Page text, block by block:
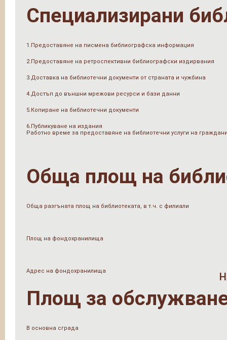
Специализирани
1.Предоставяне на писмена библиографска информация
2.Предоставяне на ретроспективни библиографски издирвания
3.Доставка на библиотечни документи от страната и чужбина
4.Достъп до външни мрежови ресурси и бази данни
5.Копиране на библиотечни документи
6.Публикуване на издания
Работно време за предоставяне на библиотечни услуги на
Обща площ на
Обща разгъната площ на библиотеката, в т.ч. с филиали
Площ на фондохранилища
Адрес на фондохранилища
Площ за
В основна сграда